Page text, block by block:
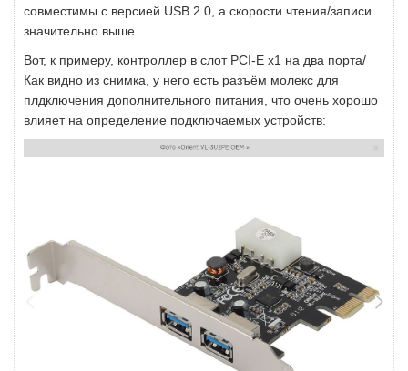
совместимы с версией USB 2.0, а скорости чтения/записи
значительно выше.
Вот, к примеру, контроллер в слот PCI-E x1 на два порта/
Как видно из снимка, у него есть разъём молекс для
плдключения дополнительного питания, что очень хорошо
влияет на определение подключаемых устройств: